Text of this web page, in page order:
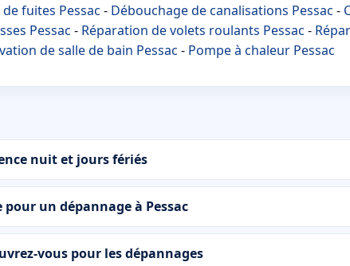
fuites Pessac - Débouchage de canalisations Pessac -
Pessac - Réparation de volets roulants Pessac -
de salle de bain Pessac - Pompe à chaleur Pessac
nuit et jours fériés
un dépannage à Pessac
vous pour les dépannages